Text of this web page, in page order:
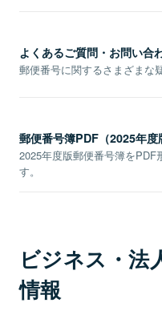
よくあるご質問・お問い合
郵便番号に関するさまざまな
郵便番号簿PDF（2025年度
2025年度版郵便番号簿をPDF
す。
ビジネス・法
情報